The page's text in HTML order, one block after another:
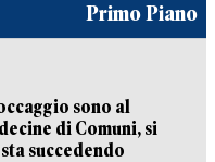
Primo Piano
sono al
di Comuni, si
succedendo